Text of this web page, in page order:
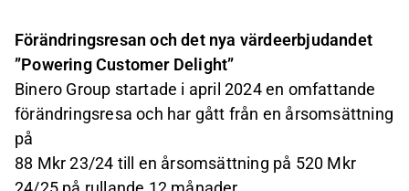
Förändringsresan och det nya värdeerbjudandet
”Powering Customer Delight”
Binero Group startade i april 2024 en omfattande
förändringsresa och har gått från en årsomsättning
på
88 Mkr 23/24 till en årsomsättning på 520 Mkr